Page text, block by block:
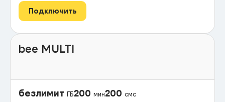
Подключить
bee MULTI
безлимит ГБ200 мин200 смс